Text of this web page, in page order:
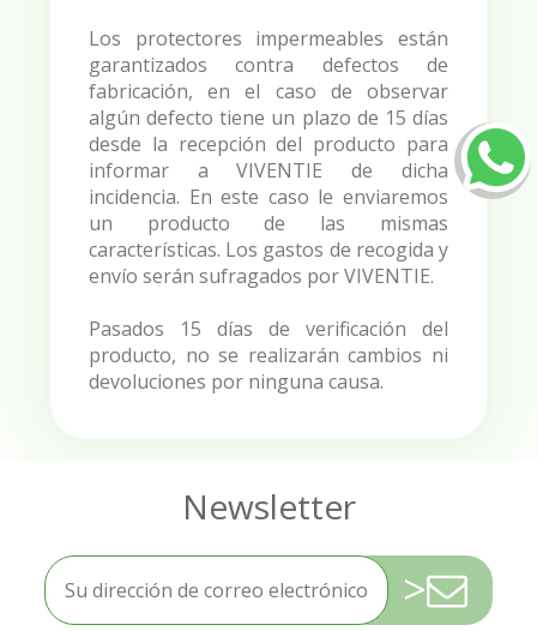
Los protectores impermeables están
garantizados contra defectos de
fabricación, en el caso de observar
algún defecto tiene un plazo de 15 días
desde la recepción del producto para
informar a VIVENTIE de dicha
incidencia. En este caso le enviaremos
un producto de las mismas
características. Los gastos de recogida y
envío serán sufragados por VIVENTIE.
Pasados 15 días de verificación del
producto, no se realizarán cambios ni
devoluciones por ninguna causa.
>